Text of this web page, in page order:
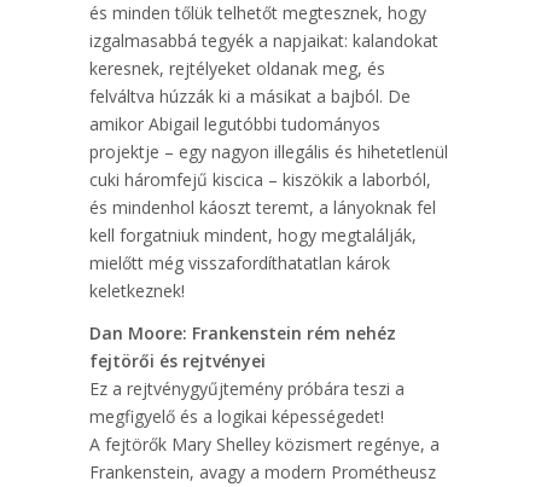
és minden tőlük telhetőt megtesznek, hogy
izgalmasabbá tegyék a napjaikat: kalandokat
keresnek, rejtélyeket oldanak meg, és
felváltva húzzák ki a másikat a bajból. De
amikor Abigail legutóbbi tudományos
projektje – egy nagyon illegális és hihetetlenül
cuki háromfejű kiscica – kiszökik a laborból,
és mindenhol káoszt teremt, a lányoknak fel
kell forgatniuk mindent, hogy megtalálják,
mielőtt még visszafordíthatatlan károk
keletkeznek!
Dan Moore: Frankenstein ​rém nehéz
fejtörői és rejtvényei
Ez a rejtvénygyűjtemény próbára teszi a
megfigyelő és a logikai képességedet!
A fejtörők Mary Shelley közismert regénye, a
Frankenstein, avagy a modern Prométheusz